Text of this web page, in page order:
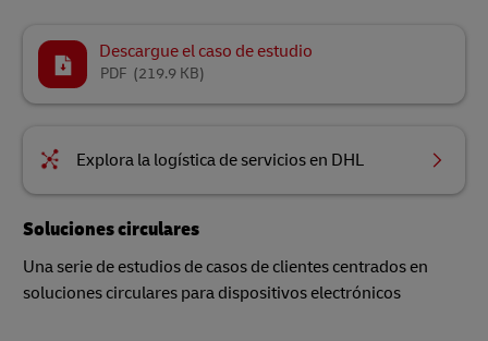
Descargue el caso de estudio
(219.9 KB)
PDF
Explora la logística de servicios en DHL
Soluciones circulares
Una serie de estudios de casos de clientes centrados en
soluciones circulares para dispositivos electrónicos